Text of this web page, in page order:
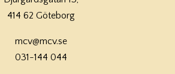
414 62 Göteborg
mcv@mcv.se
031-144 044